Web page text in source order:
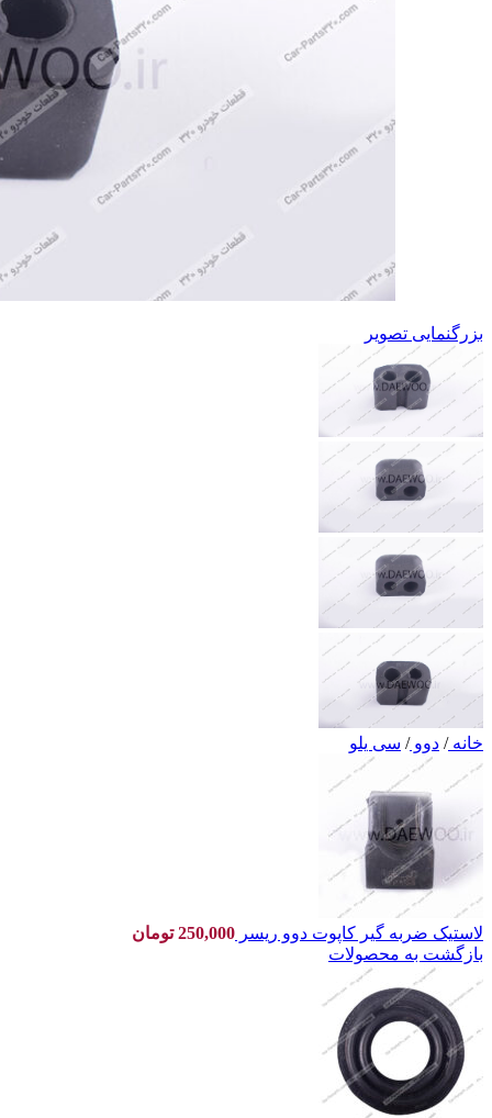
بزرگنمایی تصویر
خانه/ دوو/ سی یلو
لاستیک ضربه گیر کاپوت دوو ریسر 250,000 تومان
بازگشت به محصولات